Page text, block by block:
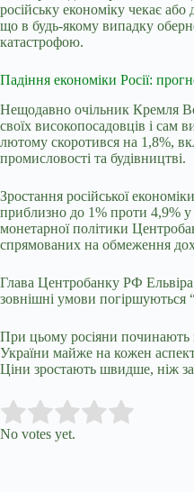
російську економіку чекає
що в будь-якому випадку
катастрофою.
Падіння економіки Росії:
Нещодавно очільник Кремля
своїх високопосадовців і сам
лютому скоротився на 1,8%,
промисловості та будівництві.
Зростання російської
приблизно до 1% проти 4,9% у
монетарної політики
спрямованих на обмеження
Глава Центробанку РФ
зовнішні умови погіршуються
При цьому росіяни починають
України майже на кожен
Ціни зростають швидше, ніж
Rate this item:
No votes yet.